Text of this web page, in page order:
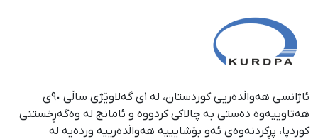
ئاژانسی هەواڵدەریی کوردستان، لە ١ی گەلاوێژی ساڵی ٩٠ی
هەتاوییەوە دەستی بە چالاکی کردووە و ئامانج لە وەگەڕخستنی
كوردپا، پڕكردنەوەی ئەو بۆشایییە هەواڵدەرییە وردەیە لە